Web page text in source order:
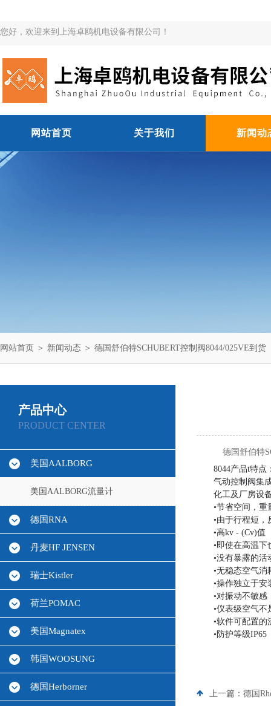
您好，欢迎来到上海卓鸥机电设备有限公司！
网站首页 关于我们 新闻动
网站首页 ＞ 新闻动态 ＞ 德国舒伯特SCHUBERT控制阀8044/025VE到货
产品中心
PRODUCT CENTER
美国AALBORG
美国AALBORG流量计
德国RNA
丹麦HF JENSEN
瑞士Kistler
荷兰POMAC
美国Magnatex
韩国WOOSUNG
德国Herborner
德国舒伯特
8044产品t特点
气动控制阀集
化工及厂房设
•节省空间，重
•由于行程短，
•高kv - (Cv)值
•即使在高温下
•没有暴露的活
•无稳态空气消
•操作独立于
•对振动不敏感
•仪表级空气不
•软件可配置的
•防护等级IP65
上一篇： 德国